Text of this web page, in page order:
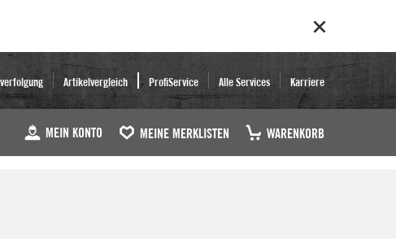
Artikelvergleich ProfiService Alle Services Karriere
MEIN KONTO MEINE MERKLISTEN WARENKORB